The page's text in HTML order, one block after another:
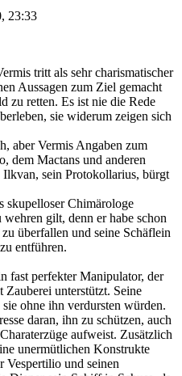
23:33
tritt als sehr charismatischer
Aussagen zum Ziel gemacht
zu retten. Es ist nie die Rede
sie widerum zeigen sich
aber Vermis Angaben zum
dem Mactans und anderen
sein Protokollarius, bürgt
skupelloser Chimärologe
gilt, denn er habe schon
überfallen und seine Schäflein
entführen.
fast perfekter Manipulator, der
Zauberei unterstützt. Seine
ohne ihn verdursten würden.
daran, ihn zu schützen, auch
aufweist. Zusätzlich
unermütlichen Konstrukte
Vespertilio und seinen